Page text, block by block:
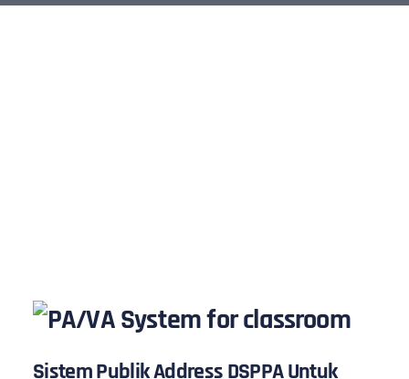
Sistem Publik Address DSPPA Untuk